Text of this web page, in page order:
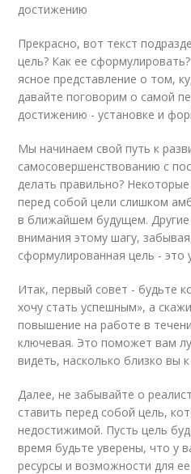
достижению
Прекрасно, вот текст
цель? Как ее
ясное представление о том,
давайте поговорим о самой
достижению - установке и
Мы начинаем свой путь к
самосовершенствованию с
делать правильно?
перед собой цели слишком
в ближайшем будущем.
внимания этому шагу,
сформулированная цель - это
Итак, первый совет - будьте
хочу стать успешным», а
повышение на работе в
ключевая. Это поможет вам
видеть, насколько близко вы
Далее, не забывайте о
ставить перед собой цель,
недостижимой. Пусть цель
время будьте уверены, что у
ресурсы и возможности для